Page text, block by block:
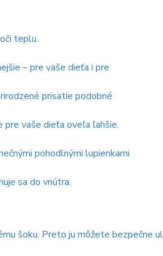
teplu.
– pre vaše dieťa i pre
prisatie podobné
pre vaše dieťa oveľa ľahšie.
pohodlnými lupienkami
sa do vnútra.
šoku. Preto ju môžete bezpečne